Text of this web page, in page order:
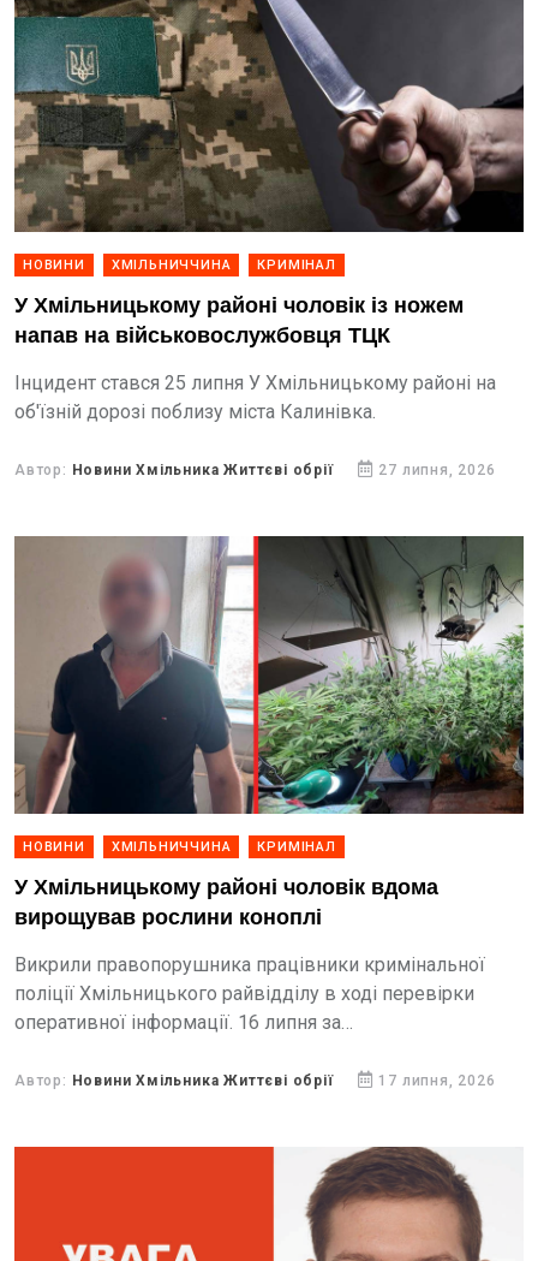
НОВИНИ ХМІЛЬНИЧЧИНА КРИМІНАЛ
У Хмільницькому районі чоловік із ножем
напав на військовослужбовця ТЦК
Інцидент стався 25 липня У Хмільницькому районі на
об'їзній дорозі поблизу міста Калинівка.
Автор: Новини Хмільника Життєві обрії 27 липня, 2026
НОВИНИ ХМІЛЬНИЧЧИНА КРИМІНАЛ
У Хмільницькому районі чоловік вдома
вирощував рослини коноплі
Викрили правопорушника працівники кримінальної
поліції Хмільницького райвідділу в ході перевірки
оперативної інформації. 16 липня за
провели санкціонований обшук.
Автор: Новини Хмільника Життєві обрії 17 липня, 2026